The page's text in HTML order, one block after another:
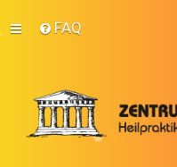
FAQ